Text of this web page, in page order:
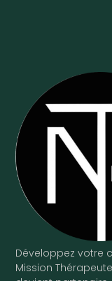
Développez votre
Mission